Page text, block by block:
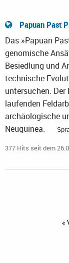
Papuan Past
Das »Papuan
genomische
Besiedlung und
technische
untersuchen.
laufenden
archäologische
Neuguinea.
377 Hits seit dem
«